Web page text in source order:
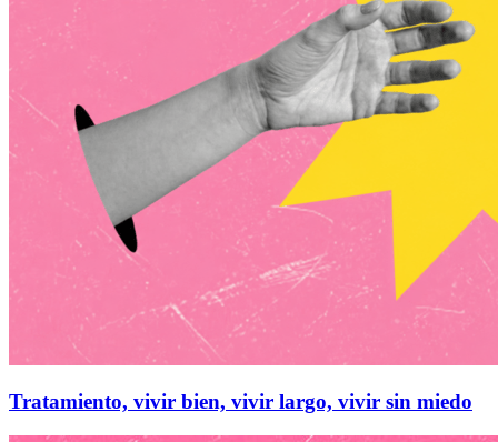
Tratamiento, vivir bien, vivir largo, vivir sin miedo